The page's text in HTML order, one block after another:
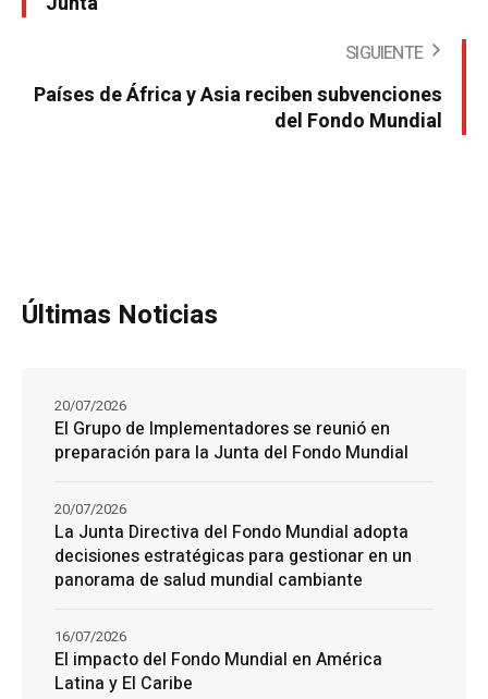
SIGUIENTE
Países de África y Asia reciben subvenciones
del Fondo Mundial
Últimas Noticias
El Grupo de Implementadores se reunió en
preparación para la Junta del Fondo Mundial
20/07/2026
La Junta Directiva del Fondo Mundial adopta
decisiones estratégicas para gestionar en un
panorama de salud mundial cambiante
20/07/2026
El impacto del Fondo Mundial en América
Latina y El Caribe
16/07/2026